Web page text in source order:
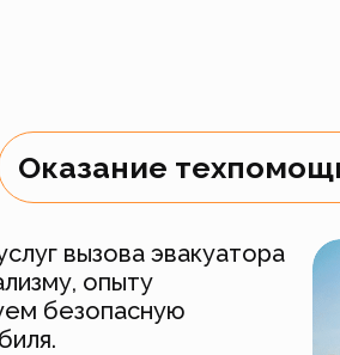
Оказание
вызова эвакуатора
опыту
безопасную